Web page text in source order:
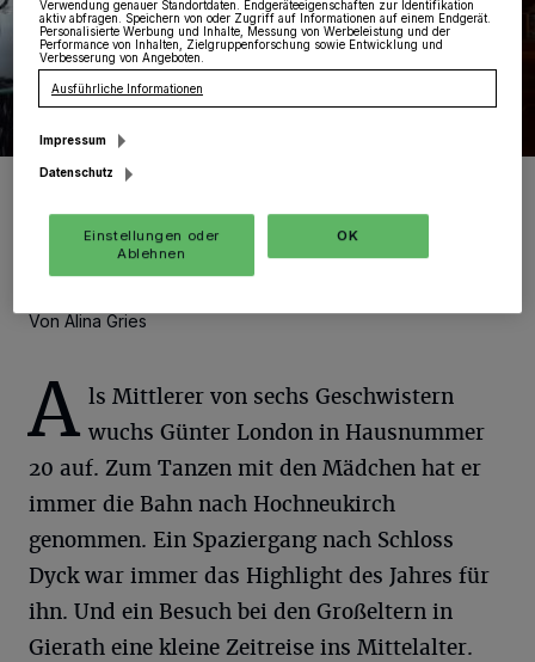
Foto: Alina Gries
Von Alina Gries
A ls Mittlerer von sechs Geschwistern
wuchs Günter London in Hausnummer
20 auf. Zum Tanzen mit den Mädchen hat er
immer die Bahn nach Hochneukirch
genommen. Ein Spaziergang nach Schloss
Dyck war immer das Highlight des Jahres für
ihn. Und ein Besuch bei den Großeltern in
Gierath eine kleine Zeitreise ins Mittelalter.
Verwendung genauer Standortdaten. Endgeräteeigenschaften zur Identifikation
aktiv abfragen. Speichern von oder Zugriff auf Informationen auf einem Endgerät.
Personalisierte Werbung und Inhalte, Messung von Werbeleistung und der
Performance von Inhalten, Zielgruppenforschung sowie Entwicklung und
Verbesserung von Angeboten.
Ausführliche Informationen
Impressum
Datenschutz
Einstellungen oder
Ablehnen
OK